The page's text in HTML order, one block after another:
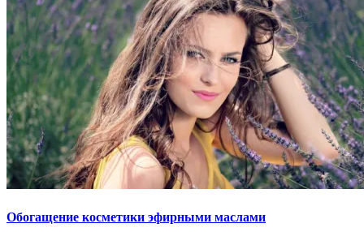
Обогащение косметики эфирными маслами